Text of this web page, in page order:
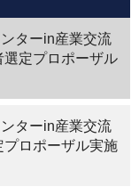
ターin産業交流
定プロポーザル
ターin産業交流
ロポーザル実施